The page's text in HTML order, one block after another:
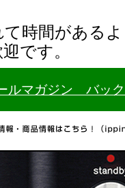
時間がある
です。
ルマガジン バッ